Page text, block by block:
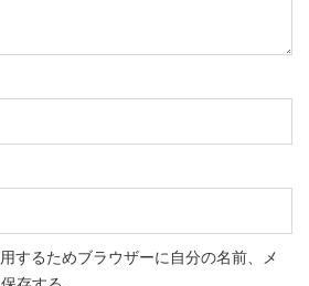
するためブラウザーに自分の名前、メ